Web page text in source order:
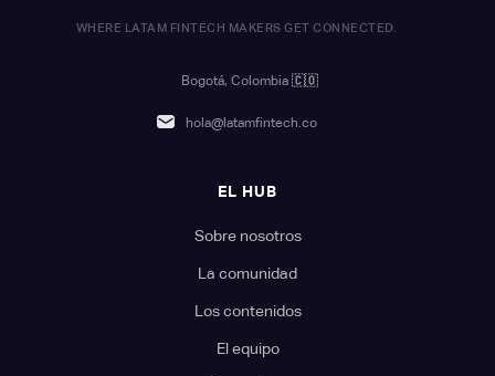
WHERE LATAM FINTECH MAKERS GET CONNECTED.
Bogotá, Colombia 🇨🇴
hola@latamfintech.co
EL HUB
Sobre nosotros
La comunidad
Los contenidos
El equipo